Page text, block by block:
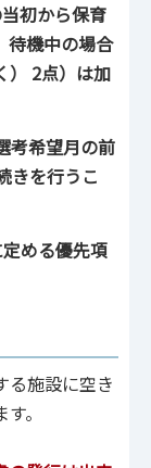
初から保育
待機中の場合
） 2点）は加
考希望月の前
きを行うこ
める優先項
る施設に空き
。